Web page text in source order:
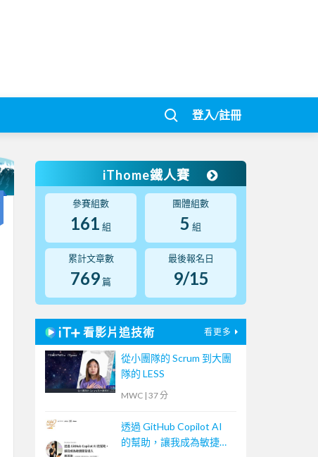
登入/註冊
iThome鐵人賽
參賽組數
161 組
團體組數
5 組
累計文章數
769 篇
最後報名日
9/15
看影片追技術 看更多
從小團隊的 Scrum 到大團
隊的 LESS
MWC | 37 分
透過 GitHub Copilot AI
的幫助，讓我成為敏捷開